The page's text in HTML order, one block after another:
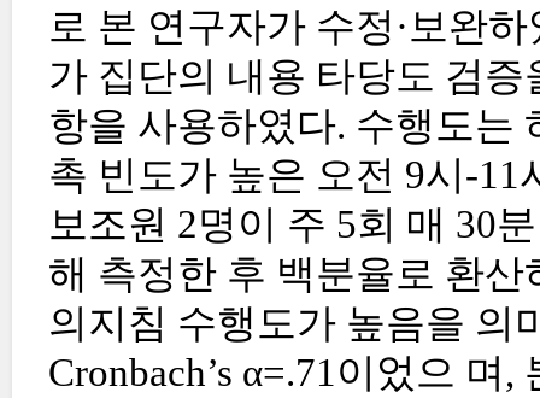
로 본 연구자가 수정·보완
가 집단의 내용 타당도 검
항을 사용하였다. 수행도는
촉 빈도가 높은 오전 9시-
보조원 2명이 주 5회 매 30
해 측정한 후 백분율로 환
의지침 수행도가 높음을 의
Cronbach’s α=.71이었으 며,